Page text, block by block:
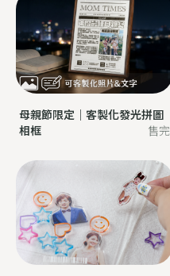
母親節限定｜客製化發光拼圖
相框
售完